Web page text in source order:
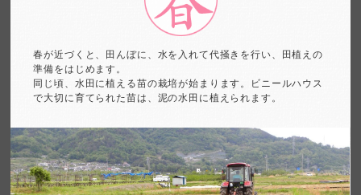
春が近づくと、田んぼに、水を入れて代掻きを行い、 田植えの
準備をはじめます。
同じ頃、水田に植える苗の栽培が始まります。ビニールハウス
で大切に育てられた苗は、泥の水田に植えられます。